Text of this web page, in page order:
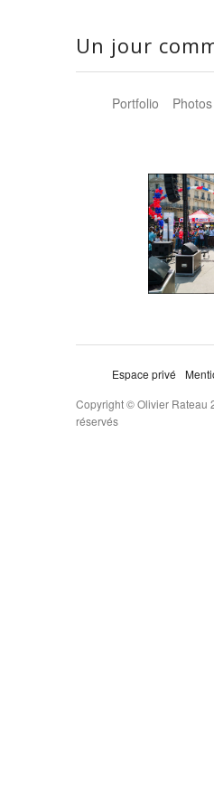
Un jour
Portfolio Photos
Espace privé
Copyright © Olivier Rateau
réservés